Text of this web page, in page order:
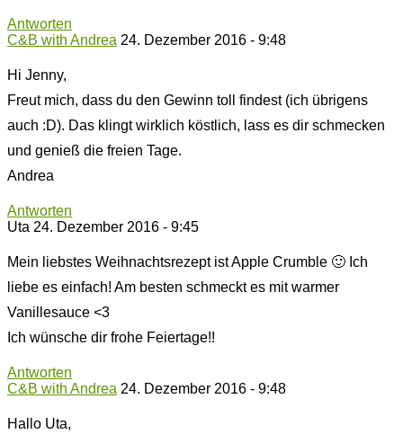
Antworten
C&B with Andrea 24. Dezember 2016 - 9:48
Hi Jenny,
Freut mich, dass du den Gewinn toll findest (ich übrigens
auch :D). Das klingt wirklich köstlich, lass es dir schmecken
und genieß die freien Tage.
Andrea
Antworten
Uta 24. Dezember 2016 - 9:45
Mein liebstes Weihnachtsrezept ist Apple Crumble 🙂 Ich
liebe es einfach! Am besten schmeckt es mit warmer
Vanillesauce <3
Ich wünsche dir frohe Feiertage!!
Antworten
C&B with Andrea 24. Dezember 2016 - 9:48
Hallo Uta,